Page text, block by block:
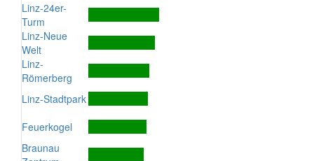
Linz-24er-
Turm
Linz-Neue
Welt
Linz-
Römerberg
Linz-Stadtpark
Feuerkogel
Braunau